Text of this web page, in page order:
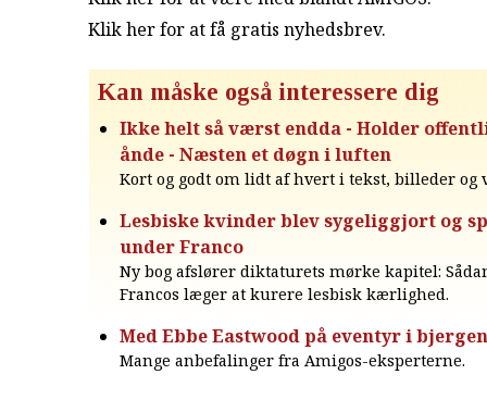
Klik her for at få gratis nyhedsbrev.
Kan måske også interessere dig
Ikke helt så værst endda - Holder
ånde - Næsten et døgn i luften
Kort og godt om lidt af hvert i tekst, billeder og
Lesbiske kvinder blev sygeliggjort og
under Franco
Ny bog afslører diktaturets mørke kapitel:
Francos læger at kurere lesbisk kærlighed.
Med Ebbe Eastwood på eventyr i
Mange anbefalinger fra Amigos-eksperterne.